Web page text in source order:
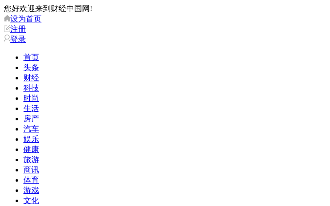
您好欢迎来到财经中国网!
设为首页
注册
登录
首页
头条
财经
科技
时尚
生活
房产
汽车
娱乐
健康
旅游
商讯
体育
游戏
文化